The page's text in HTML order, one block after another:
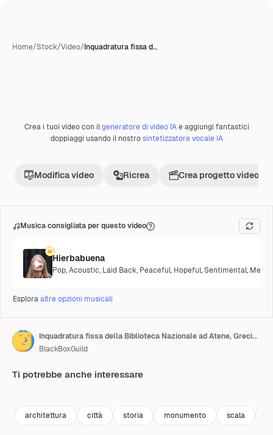
Home/Stock/Video/Inquadratura fissa d…
Premium
Crea i tuoi video con ilgeneratore di video IAe aggiungi fantastici
doppiaggi usando il nostrosintetizzatore vocale IA
Modifica video Ricrea Crea progetto video
Musica consigliata per questo video
Hierbabuena
Pop,Acoustic, Laid Back, Peaceful, Hopeful,Sentimental,
Esploraaltre opzioni musicali
Inquadratura fissa della Biblioteca Nazionale ad Atene, Grecia in una giornata nuvolosa
BlackBoxGuild
Ti potrebbe anche interessare
architettura città storia monumento scala